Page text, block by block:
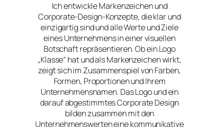
Ich entwickle Markenzeichen und
Corporate-Design-Konzepte, die klar und
einzigartig sind und alle Werte und Ziele
eines Unternehmens in einer visuellen
Botschaft repräsentieren. Ob ein Logo
„Klasse“ hat und als Markenzeichen wirkt,
zeigt sich im Zusammenspiel von Farben,
Formen, Proportionen und Ihrem
Unternehmensnamen. Das Logo und ein
darauf abgestimmtes Corporate Design
bilden zusammen mit den
Unternehmenswerten eine kommunikative